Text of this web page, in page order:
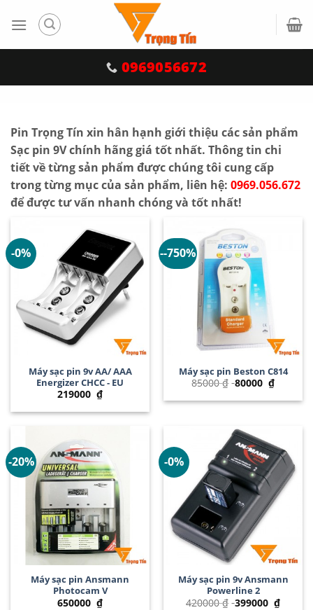
0969056672
Pin Trọng Tín xin hân hạnh giới thiệu các sản phẩm
Sạc pin 9V chính hãng giá tốt nhất. Thông tin chi
tiết về từng sản phẩm được chúng tôi cung cấp
trong từng mục của sản phẩm, liên hệ: 0969.056.672
để được tư vấn nhanh chóng và tốt nhất!
-0%
Máy sạc pin 9v AA/ AAA
Energizer CHCC - EU
219000 ₫
--750%
Máy sạc pin Beston C814
85000₫ 80000 ₫
-20%
Máy sạc pin Ansmann
Photocam V
650000 ₫
-0%
Máy sạc pin 9v Ansmann
Powerline 2
420000₫ 399000 ₫